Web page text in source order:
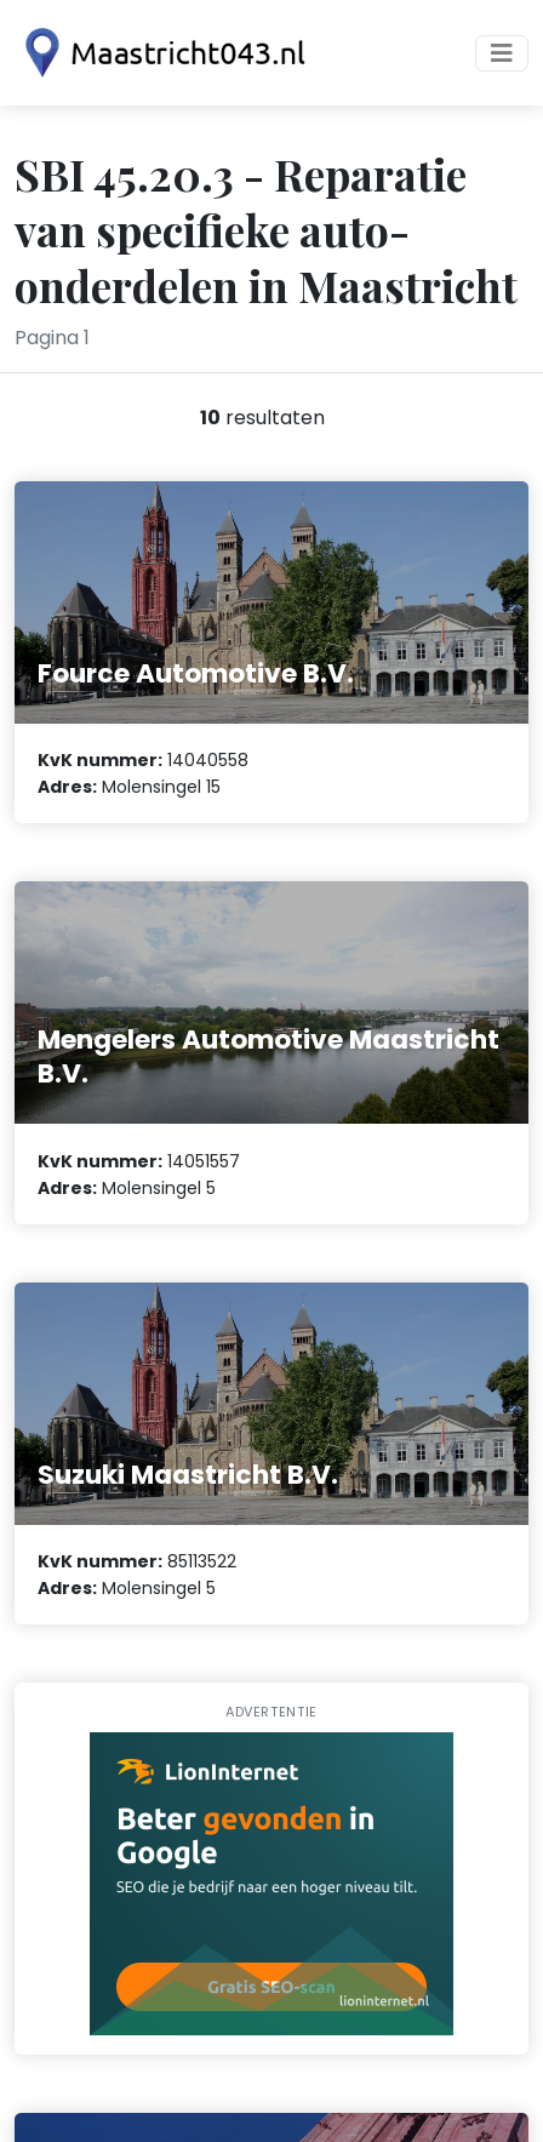
SBI 45.20.3 - Reparatie
van specifieke auto-
onderdelen in Maastricht
Pagina 1
10 resultaten
Fource Automotive B.V.
KvK nummer: 14040558
Adres: Molensingel 15
Mengelers Automotive Maastricht
B.V.
KvK nummer: 14051557
Adres: Molensingel 5
Suzuki Maastricht B.V.
KvK nummer: 85113522
Adres: Molensingel 5
ADVERTENTIE